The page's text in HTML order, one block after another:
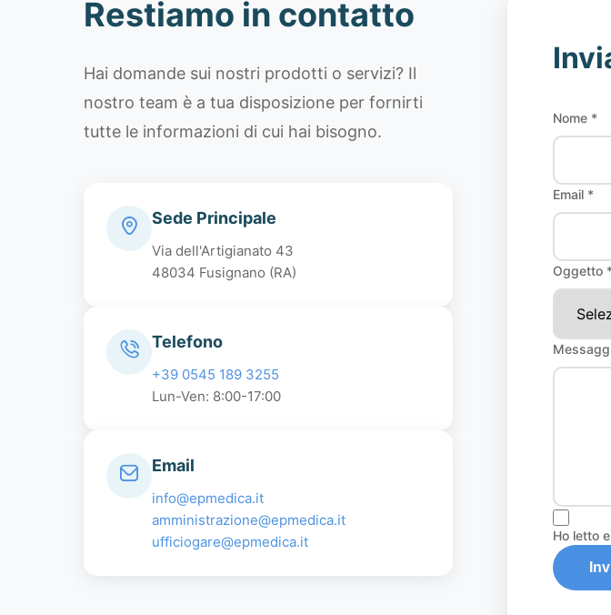
Restiamo in contatto
Hai domande sui nostri prodotti o servizi? Il
nostro team è a tua disposizione per fornirti
tutte le informazioni di cui hai bisogno.
Sede Principale
Via dell'Artigianato 43
48034 Fusignano (RA)
Telefono
+39 0545 189 3255
Lun-Ven: 8:00-17:00
Email
info@epmedica.it
amministrazione@epmedica.it
ufficiogare@epmedica.it
Nome *
Email *
Oggetto
Ho letto